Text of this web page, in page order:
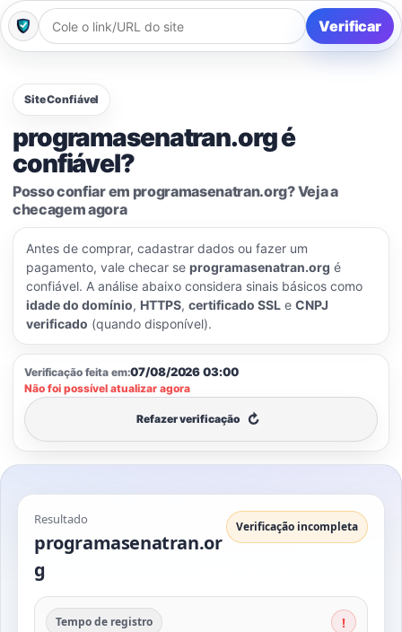
Verificar
Site Confiável
programasenatran.org é
confiável?
Posso confiar em programasenatran.org? Veja a
checagem agora
Antes de comprar, cadastrar dados ou fazer um
pagamento, vale checar se programasenatran.org é
confiável. A análise abaixo considera sinais básicos como
idade do domínio, HTTPS, certificado SSL e CNPJ
verificado (quando disponível).
Verificação feita em:07/08/2026 03:00
Não foi possível atualizar agora
Refazer verificação ↻
Resultado
programasenatran.or
g
Verificação incompleta
Tempo de registro